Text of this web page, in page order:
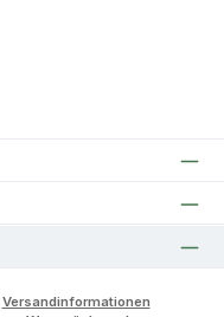
Versandinformationen